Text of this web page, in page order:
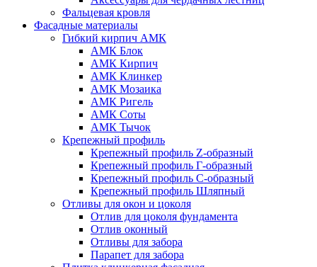
Фальцевая кровля
Фасадные материалы
Гибкий кирпич АМК
АМК Блок
АМК Кирпич
АМК Клинкер
АМК Мозаика
АМК Ригель
АМК Соты
АМК Тычок
Крепежный профиль
Крепежный профиль Z-образный
Крепежный профиль Г-образный
Крепежный профиль С-образный
Крепежный профиль Шляпный
Отливы для окон и цоколя
Отлив для цоколя фундамента
Отлив оконный
Отливы для забора
Парапет для забора